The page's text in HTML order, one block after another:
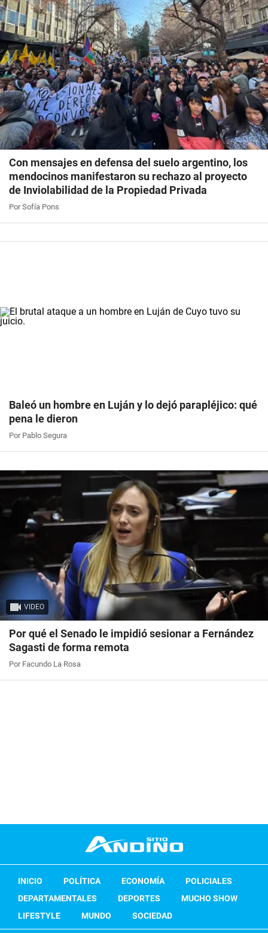
Con mensajes en defensa del suelo argentino, los
mendocinos manifestaron su rechazo al proyecto
de Inviolabilidad de la Propiedad Privada
Por Sofía Pons
Baleó un hombre en Luján y lo dejó parapléjico: qué
pena le dieron
Por Pablo Segura
VIDEO
Por qué el Senado le impidió sesionar a Fernández
Sagasti de forma remota
Por Facundo La Rosa
INICIO POLÍTICA ECONOMÍA
POLICIALES
DEPARTAMENTALES
DEPORTES
MUCHO SHOW
LIFESTYLE
MUNDO SOCIEDAD